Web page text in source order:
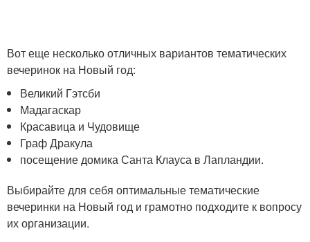
Вот еще несколько отличных вариантов тематических
вечеринок на Новый год:
Великий Гэтсби
Мадагаскар
Красавица и Чудовище
Граф Дракула
посещение домика Санта Клауса в Лапландии.
Выбирайте для себя оптимальные тематические
вечеринки на Новый год и грамотно подходите к вопросу
их организации.